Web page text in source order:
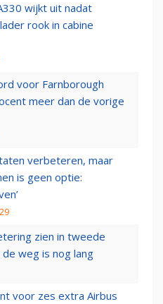
wijkt uit nadat
rook in cabine
voor Farnborough
meer dan de vorige
verbeteren, maar
is geen optie:
zien in tweede
weg is nog lang
voor zes extra Airbus